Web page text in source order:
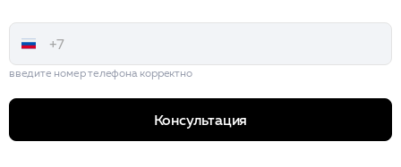
введите номер телефона корректно
Консультация